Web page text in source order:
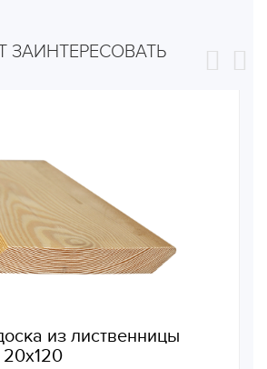
ЗАИНТЕРЕСОВАТЬ
из лиственницы